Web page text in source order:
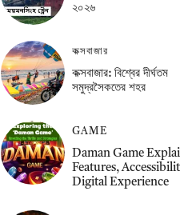
২০২৬
কক্সবাজার
কক্সবাজার: বিশ্বের দীর্ঘতম
সমুদ্রসৈকতের শহর
GAME
Daman Game
Features,
Digital Experience